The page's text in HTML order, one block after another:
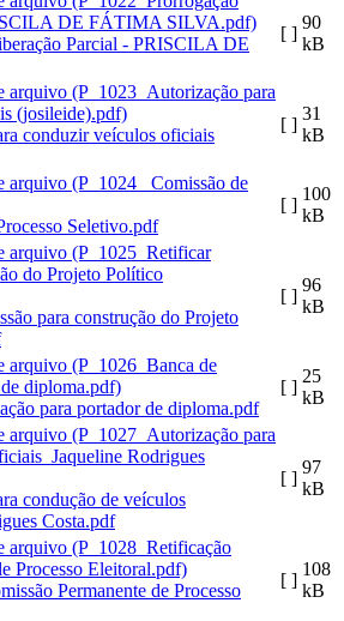
Parcial - PRISCILA DE
[ ]
90
kB
conduzir veículos oficiais
[ ]
31
kB
Seletivo.pdf
[ ]
100
kB
para construção do Projeto
[ ]
96
kB
para portador de diploma.pdf
[ ]
25
kB
condução de veículos
Costa.pdf
[ ]
97
kB
Permanente de Processo
[ ]
108
kB